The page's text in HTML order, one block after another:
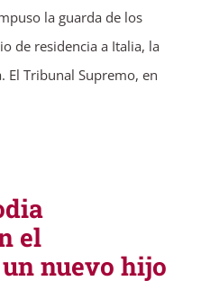
la guarda de los
de residencia a Italia, la
El Tribunal Supremo, en
el
nuevo hijo